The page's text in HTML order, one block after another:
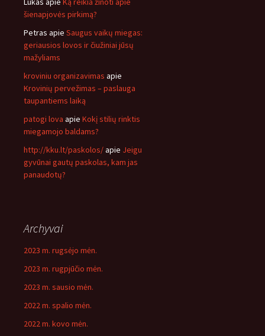
šienapjovės pirkimą?
Petras apie Saugus vaikų miegas:
geriausios lovos ir čiužiniai jūsų
mažyliams
kroviniu organizavimas apie
Krovinių pervežimas – paslauga
taupantiems laiką
patogi lova apie Kokį stilių rinktis
miegamojo baldams?
http://kku.lt/paskolos/apie Jeigu
gyvūnai gautų paskolas, kam jas
panaudotų?
Archyvai
2023 m. rugsėjo mėn.
2023 m. rugpjūčio mėn.
2023 m. sausio mėn.
2022 m. spalio mėn.
2022 m. kovo mėn.